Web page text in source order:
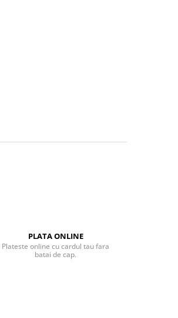
PLATA ONLINE
Plateste online cu cardul tau fara
batai de cap.